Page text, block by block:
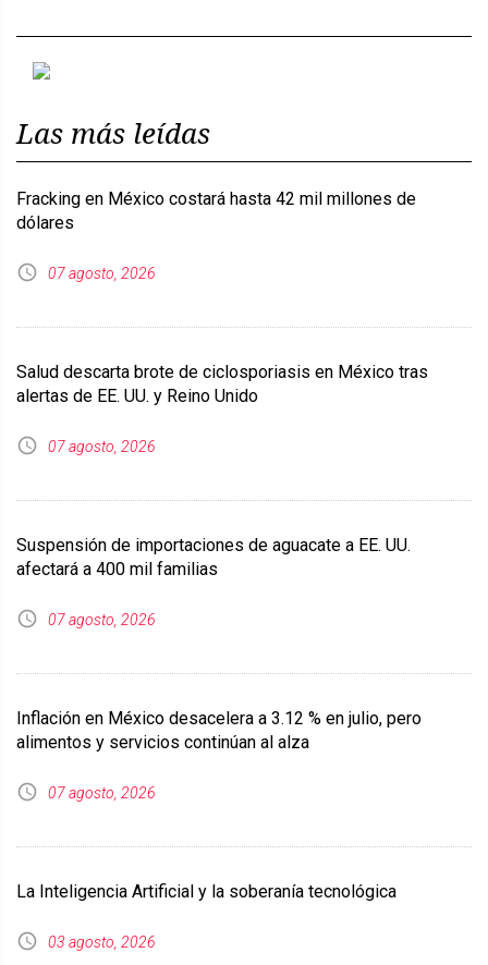
Las más leídas
Fracking en México costará hasta 42 mil millones de
dólares
07 agosto, 2026
Salud descarta brote de ciclosporiasis en México tras
alertas de EE. UU. y Reino Unido
07 agosto, 2026
Suspensión de importaciones de aguacate a EE. UU.
afectará a 400 mil familias
07 agosto, 2026
Inflación en México desacelera a 3.12 % en julio, pero
alimentos y servicios continúan al alza
07 agosto, 2026
La Inteligencia Artificial y la soberanía tecnológica
03 agosto, 2026